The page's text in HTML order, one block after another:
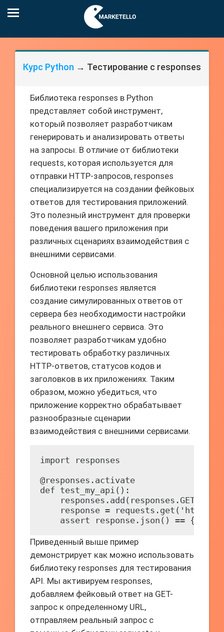
Курс Python → Тестирование с responses
Библиотека responses в Python
представляет собой инструмент,
который позволяет разработчикам
генерировать и анализировать ответы
на запросы. В отличие от библиотеки
requests, которая используется для
отправки HTTP-запросов, responses
специализируется на создании фейковых
ответов для тестирования приложений.
Это полезный инструмент для проверки
поведения вашего приложения при
различных сценариях взаимодействия с
внешними сервисами.
Основной целью использования
библиотеки responses является
создание симулированных ответов от
сервера без необходимости настройки
реального внешнего сервиса. Это
позволяет разработчикам удобно
тестировать обработку различных
HTTP-ответов, статусов кодов и
заголовков в их приложениях. Таким
образом, можно убедиться, что
приложение корректно обрабатывает
разнообразные сценарии
взаимодействия с внешними сервисами.
import responses
@responses.activate
def test_my_api():
responses.add(responses.GET,
response =
Приведенный выше пример
демонстрирует как можно использовать
библиотеку responses для тестирования
API. Мы активируем responses,
добавляем фейковый ответ на GET-
запрос к определенному URL,
отправляем реальный запрос с